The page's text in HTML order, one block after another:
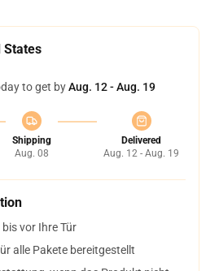
States
to get byAug. 12 - Aug. 19
Shipping
Aug. 08
Delivered
Aug. 12 - Aug. 19
vor Ihre Tür
alle Pakete bereitgestellt